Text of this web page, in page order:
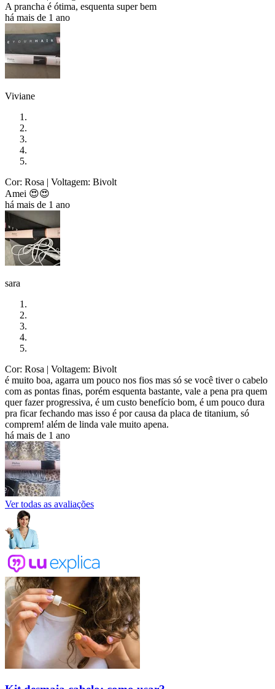
A prancha é ótima, esquenta super bem
há mais de 1 ano
Viviane
Cor: Rosa | Voltagem: Bivolt
Amei 😍😍
há mais de 1 ano
sara
Cor: Rosa | Voltagem: Bivolt
é muito boa, agarra um pouco nos fios mas só se você tiver o cabelo
com as pontas finas, porém esquenta bastante, vale a pena pra quem
quer fazer progressiva, é um custo benefício bom, é um pouco dura
pra ficar fechando mas isso é por causa da placa de titanium, só
comprem! além de linda vale muito apena.
há mais de 1 ano
Ver todas as avaliações